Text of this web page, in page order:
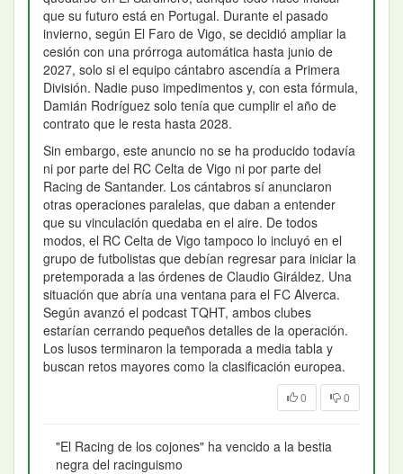
que su futuro está en Portugal. Durante el pasado
invierno, según El Faro de Vigo, se decidió ampliar la
cesión con una prórroga automática hasta junio de
2027, solo si el equipo cántabro ascendía a Primera
División. Nadie puso impedimentos y, con esta fórmula,
Damián Rodríguez solo tenía que cumplir el año de
contrato que le resta hasta 2028.
Sin embargo, este anuncio no se ha producido todavía
ni por parte del RC Celta de Vigo ni por parte del
Racing de Santander. Los cántabros sí anunciaron
otras operaciones paralelas, que daban a entender
que su vinculación quedaba en el aire. De todos
modos, el RC Celta de Vigo tampoco lo incluyó en el
grupo de futbolistas que debían regresar para iniciar la
pretemporada a las órdenes de Claudio Giráldez. Una
situación que abría una ventana para el FC Alverca.
Según avanzó el podcast TQHT, ambos clubes
estarían cerrando pequeños detalles de la operación.
Los lusos terminaron la temporada a media tabla y
buscan retos mayores como la clasificación europea.
0 0
"El Racing de los cojones" ha vencido a la bestia
negra del racinguismo